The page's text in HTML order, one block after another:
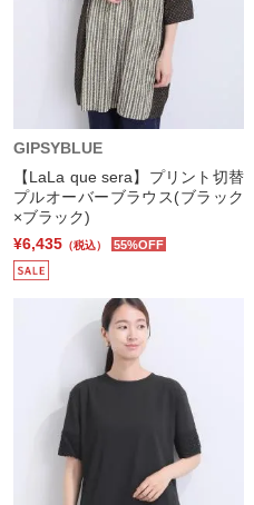
GIPSYBLUE
【LaLa que sera】プリント切替
プルオーバーブラウス(ブラック
×ブラック)
¥6,435 （税込） 55%OFF